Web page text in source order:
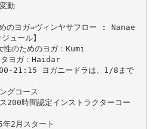
動
ヨガ⇒ヴィンヤサフロー : Nanae
ュール】
のためのヨガ：Kumi
ヨガ：Haidar
21:15 ヨガニードラは、1/8まで
グコース
200時間認定インストラクターコー
2月スタート